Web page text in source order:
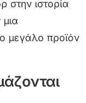
στην ιστορία
μεγάλο προϊόν